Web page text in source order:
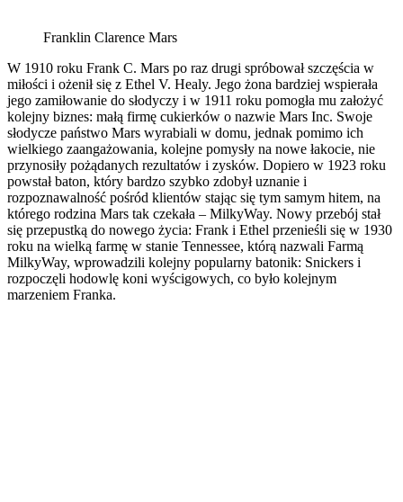
Franklin Clarence Mars
W 1910 roku Frank C. Mars po raz drugi spróbował szczęścia w
miłości i ożenił się z Ethel V. Healy. Jego żona bardziej wspierała
jego zamiłowanie do słodyczy i w 1911 roku pomogła mu założyć
kolejny biznes: małą firmę cukierków o nazwie Mars Inc. Swoje
słodycze państwo Mars wyrabiali w domu, jednak pomimo ich
wielkiego zaangażowania, kolejne pomysły na nowe łakocie, nie
przynosiły pożądanych rezultatów i zysków. Dopiero w 1923 roku
powstał baton, który bardzo szybko zdobył uznanie i
rozpoznawalność pośród klientów stając się tym samym hitem, na
którego rodzina Mars tak czekała – MilkyWay. Nowy przebój stał
się przepustką do nowego życia: Frank i Ethel przenieśli się w 1930
roku na wielką farmę w stanie Tennessee, którą nazwali Farmą
MilkyWay, wprowadzili kolejny popularny batonik: Snickers i
rozpoczęli hodowlę koni wyścigowych, co było kolejnym
marzeniem Franka.